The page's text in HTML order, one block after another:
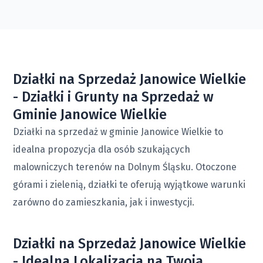
Działki na Sprzedaż Janowice Wielkie
- Działki i Grunty na Sprzedaż w
Gminie Janowice Wielkie
Działki na sprzedaż w gminie Janowice Wielkie to
idealna propozycja dla osób szukających
malowniczych terenów na Dolnym Śląsku. Otoczone
górami i zielenią, działki te oferują wyjątkowe warunki
zarówno do zamieszkania, jak i inwestycji.
Działki na Sprzedaż Janowice Wielkie